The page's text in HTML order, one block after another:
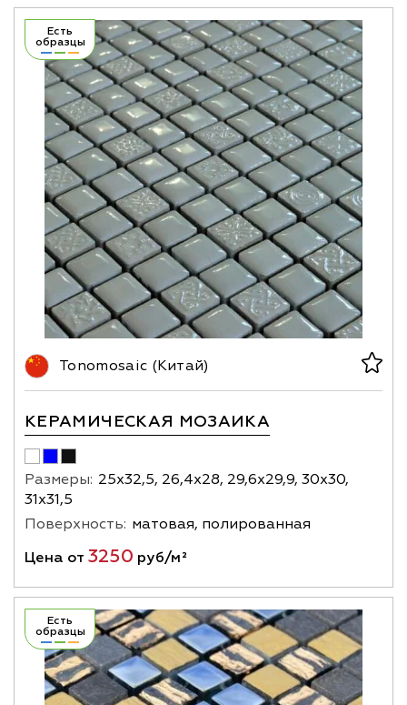
Есть
образцы
Tonomosaic (Китай)
КЕРАМИЧЕСКАЯ МОЗАИКА
Размеры: 25х32,5, 26,4х28, 29,6х29,9, 30х30,
31х31,5
Поверхность: матовая, полированная
Цена от 3250 руб/м²
Есть
образцы